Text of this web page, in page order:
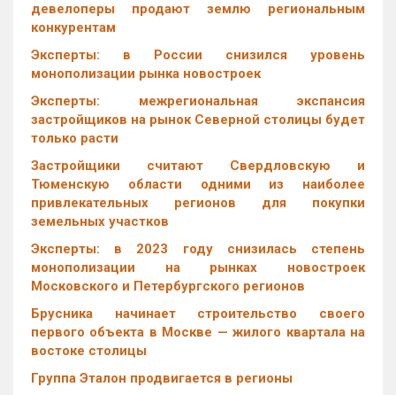
девелоперы продают землю региональным
конкурентам
Эксперты: в России снизился уровень
монополизации рынка новостроек
Эксперты: межрегиональная экспансия
застройщиков на рынок Северной столицы будет
только расти
Застройщики считают Свердловскую и
Тюменскую области одними из наиболее
привлекательных регионов для покупки
земельных участков
Эксперты: в 2023 году снизилась степень
монополизации на рынках новостроек
Московского и Петербургского регионов
Брусника начинает строительство своего
первого объекта в Москве — жилого квартала на
востоке столицы
Группа Эталон продвигается в регионы